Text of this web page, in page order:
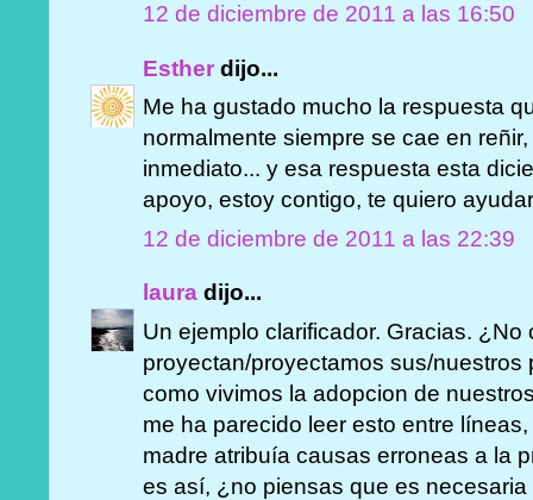
12 de diciembre de 2011 a las 16:50
Esther dijo...
Me ha gustado mucho la respuesta
normalmente siempre se cae en
inmediato... y esa respuesta esta
apoyo, estoy contigo, te quiero
12 de diciembre de 2011 a las 22:39
laura dijo...
Un ejemplo clarificador. Gracias.
proyectan/proyectamos sus/nuestros
como vivimos la adopcion de
me ha parecido leer esto entre
madre atribuía causas erroneas a la
es así, ¿no piensas que es